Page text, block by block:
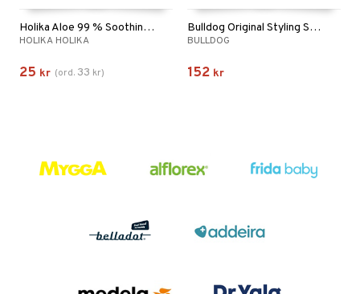
Holika Aloe 99 % Soothing Gel Jelly Mask Sheet
HOLIKA HOLIKA
25 kr (ord. 33 kr)
Bulldog Original Styling Salt Spray
BULLDOG
152 kr